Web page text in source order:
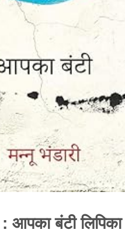
: आपका बंटी लिपिका